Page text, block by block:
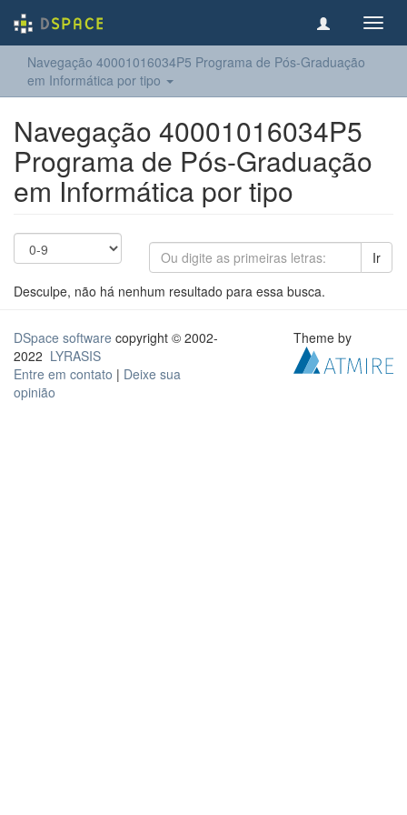
Navegação 40001016034P5 Programa de Pós-Graduação
em Informática por tipo
Navegação 40001016034P5
Programa de Pós-Graduação
em Informática por tipo
Ir
Desculpe, não há nenhum resultado para essa busca.
DSpace software copyright © 2002-
2022 LYRASIS
Entre em contato | Deixe sua
opinião
Theme by